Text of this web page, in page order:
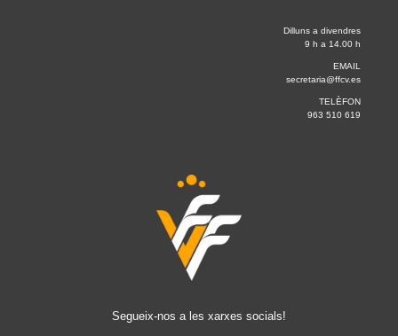
Dilluns a divendres
9 h a 14.00 h
EMAIL
secretaria@ffcv.es
TELÈFON
963 510 619
Segueix-nos a les xarxes socials!